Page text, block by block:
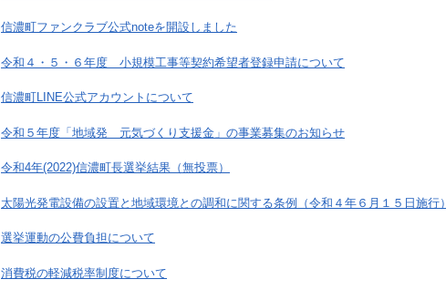
信濃町ファンクラブ公式noteを開設しました
令和４・５・６年度 小規模工事等契約希望者登録申請について
信濃町LINE公式アカウントについて
令和５年度「地域発 元気づくり支援金」の事業募集のお知らせ
令和4年(2022)信濃町長選挙結果（無投票）
太陽光発電設備の設置と地域環境との調和に関する条例（令和４年６月１５日施行）
選挙運動の公費負担について
消費税の軽減税率制度について